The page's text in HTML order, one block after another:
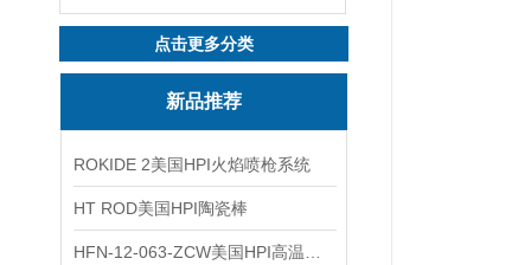
点击更多分类
新品推荐
ROKIDE 2美国HPI火焰喷枪系统
HT ROD美国HPI陶瓷棒